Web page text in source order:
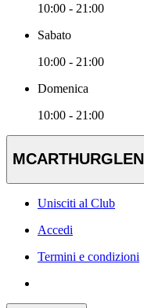
10:00 - 21:00
Sabato
10:00 - 21:00
Domenica
10:00 - 21:00
Unisciti al Club
Accedi
Termini e condizioni